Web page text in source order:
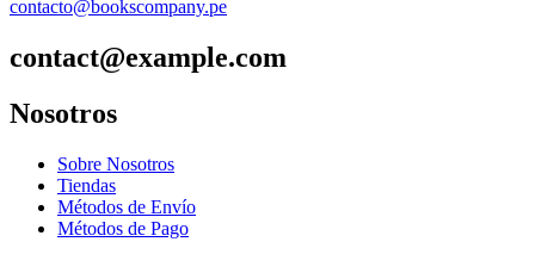
contacto@bookscompany.pe
contact@example.com
Nosotros
Sobre Nosotros
Tiendas
Métodos de Envío
Métodos de Pago